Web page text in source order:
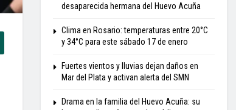
desaparecida hermana del Huevo Acuña
Clima en Rosario: temperaturas entre 20°C
y 34°C para este sábado 17 de enero
Fuertes vientos y lluvias dejan daños en
Mar del Plata y activan alerta del SMN
Drama en la familia del Huevo Acuña: su